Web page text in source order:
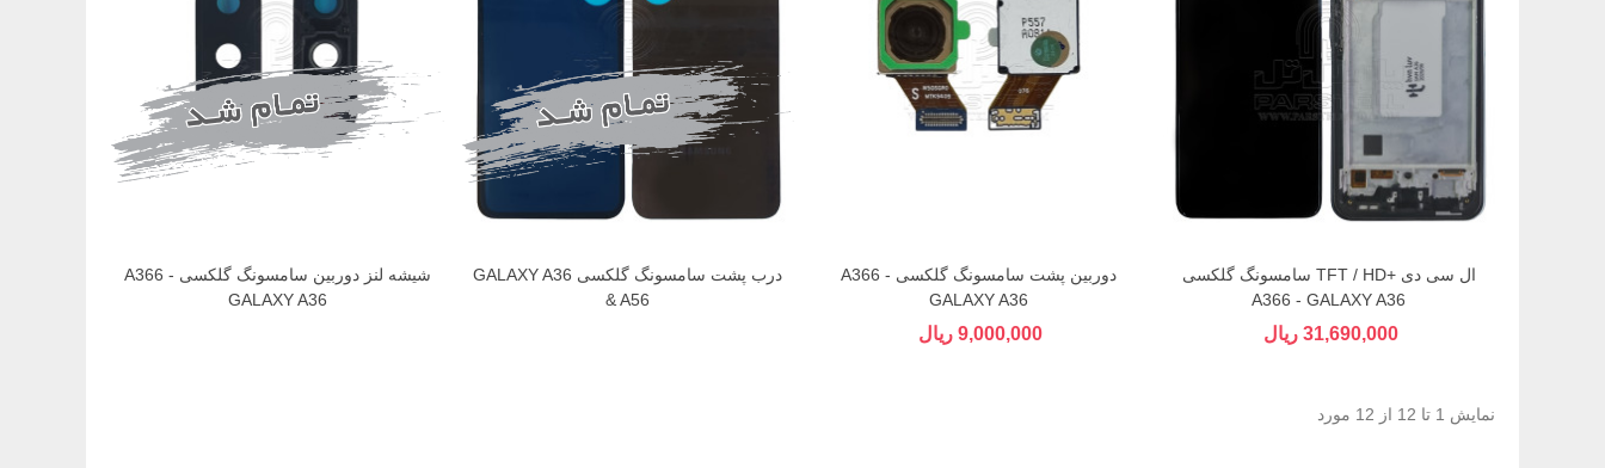
ال سی دی +TFT / HD سامسونگ گلکسی
A366 - GALAXY A36
31,690,000 ریال
دوربین پشت سامسونگ گلکسی A366 -
GALAXY A36
9,000,000 ریال
درب پشت سامسونگ گلکسی GALAXY A36
& A56
شیشه لنز دوربین سامسونگ گلکسی A366 -
GALAXY A36
نمایش 1 تا 12 از 12 مورد